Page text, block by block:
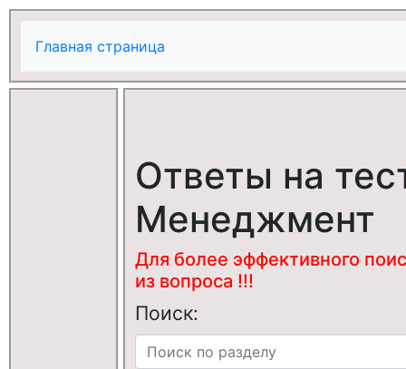
Главная страница
Ответы на
Менеджмент
Для более эффективного
из вопроса !!!
Поиск: